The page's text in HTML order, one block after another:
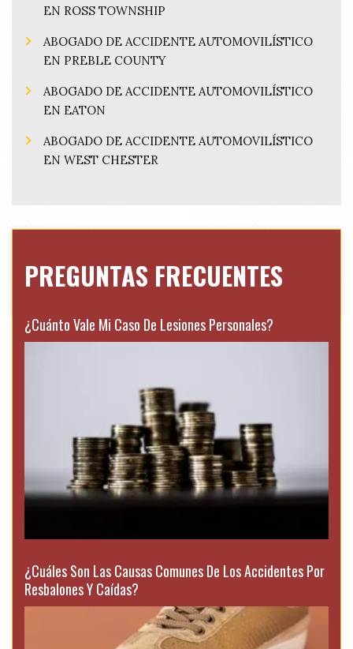
EN ROSS TOWNSHIP
ABOGADO DE ACCIDENTE AUTOMOVILÍSTICO
EN PREBLE COUNTY
ABOGADO DE ACCIDENTE AUTOMOVILÍSTICO
EN EATON
ABOGADO DE ACCIDENTE AUTOMOVILÍSTICO
EN WEST CHESTER
PREGUNTAS FRECUENTES
¿Cuánto Vale Mi Caso De Lesiones Personales?
¿Cuáles Son Las Causas Comunes De Los Accidentes Por
Resbalones Y Caídas?